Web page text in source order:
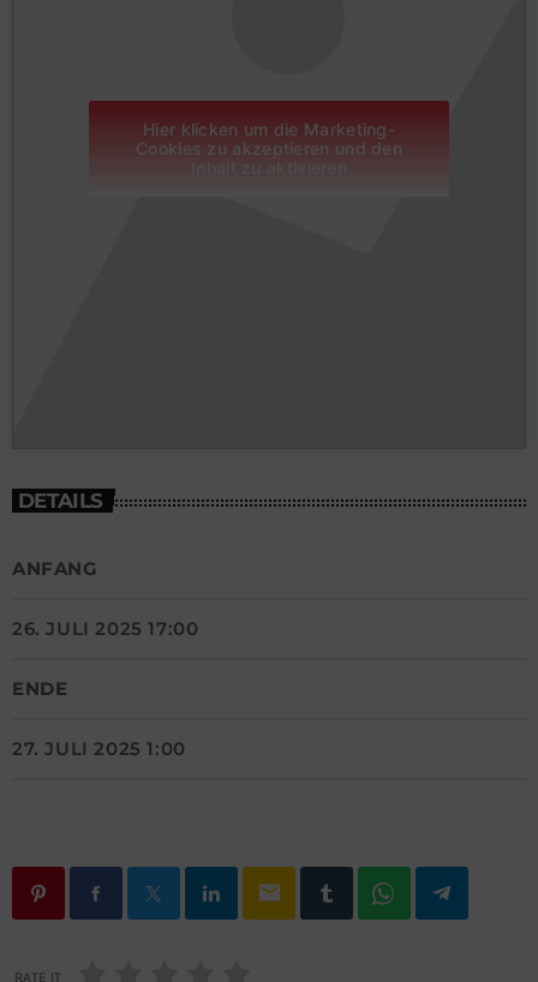
Hier klicken um die Marketing-
Cookies zu akzeptieren und den
Inhalt zu aktivieren
DETAILS
ANFANG
26. JULI 2025 17:00
ENDE
27. JULI 2025 1:00
email
RATE IT